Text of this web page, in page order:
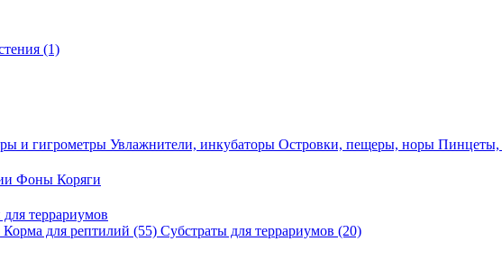
(1)
и гигрометры Увлажнители, инкубаторы Островки, пещеры, норы Пинцеты,
Фоны Коряги
террариумов
Корма для рептилий (55) Субстраты для террариумов (20)